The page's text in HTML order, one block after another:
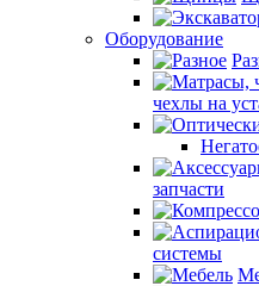
Оборудование
чехлы на
запчасти
системы